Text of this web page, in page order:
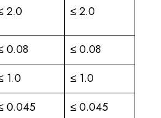
2.0 ≤ 2.0
0.08
≤ 0.08
1.0
≤ 1.0
0.045
≤ 0.045